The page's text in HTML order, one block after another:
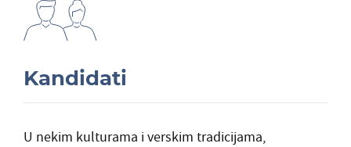
Kandidati
U nekim kulturama i verskim tradicijama,